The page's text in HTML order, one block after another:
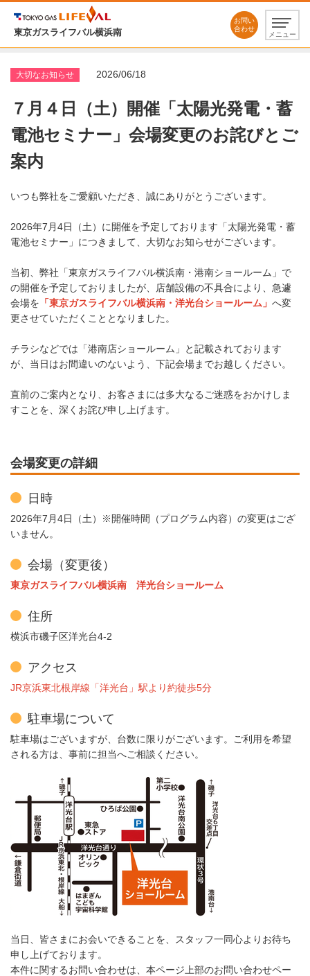
東京ガスライフバル横浜南
お問い
合わせ
メニュー
大切なお知らせ 2026/06/18
７月４日（土）開催「太陽光発電・蓄
電池セミナー」会場変更のお詫びとご
案内
いつも弊社をご愛顧いただき、誠にありがとうございます。
2026年7月4日（土）に開催を予定しております「太陽光発電・蓄
電池セミナー」につきまして、大切なお知らせがございます。
当初、弊社「東京ガスライフバル横浜南・港南ショールーム」で
の開催を予定しておりましたが、店舗設備の不具合により、急遽
会場を 「東京ガスライフバル横浜南・洋光台ショールーム」 へ変
更させていただくこととなりました。
チラシなどでは「港南店ショールーム」と記載されております
が、当日はお間違いのないよう、下記会場までお越しください。
直前のご案内となり、お客さまには多大なるご迷惑をおかけしま
すことを、深くお詫び申し上げます。
会場変更の詳細
日時
2026年7月4日（土）※開催時間（プログラム内容）の変更はござ
いません。
会場（変更後）
東京ガスライフバル横浜南 洋光台ショールーム
住所
横浜市磯子区洋光台4-2
アクセス
JR京浜東北根岸線「洋光台」駅より約徒歩5分
駐車場について
駐車場はございますが、台数に限りがございます。ご利用を希望
される方は、事前に担当へご相談ください。
当日、皆さまにお会いできることを、スタッフ一同心よりお待ち
申し上げております。
本件に関するお問い合わせは、本ページ上部のお問い合わせペー